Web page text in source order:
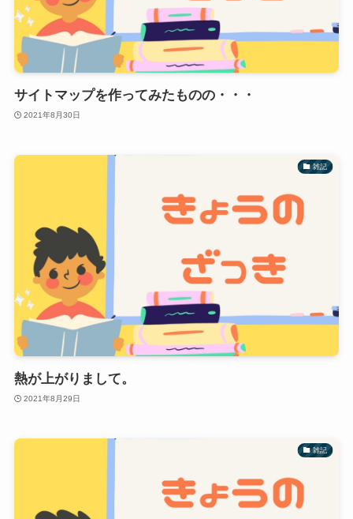
サイトマップを作ってみたものの・・・
2021年8月30日
雑記
熱が上がりまして。
2021年8月29日
雑記